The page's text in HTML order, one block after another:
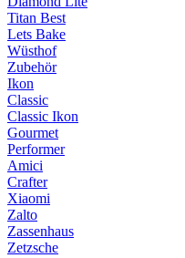
Titan Best
Lets Bake
Wüsthof
Zubehör
Ikon
Classic
Classic Ikon
Gourmet
Performer
Amici
Crafter
Xiaomi
Zalto
Zassenhaus
Zetzsche